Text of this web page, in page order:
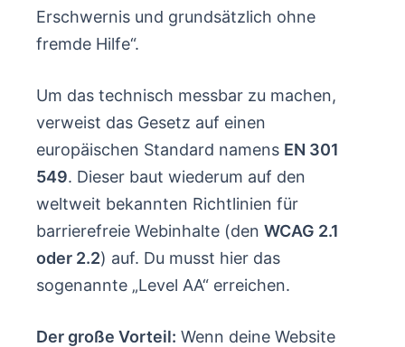
Erschwernis und grundsätzlich ohne
fremde Hilfe“.
Um das technisch messbar zu machen,
verweist das Gesetz auf einen
europäischen Standard namens EN 301
549. Dieser baut wiederum auf den
weltweit bekannten Richtlinien für
barrierefreie Webinhalte (den WCAG 2.1
oder 2.2) auf. Du musst hier das
sogenannte „Level AA“ erreichen.
Der große Vorteil: Wenn deine Website